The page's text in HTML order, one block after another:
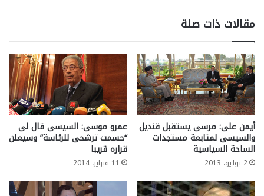
مقالات ذات صلة
أيمن على: مرسى يستقبل قنديل
والسيسى لمتابعة مستجدات
الساحة السياسية
2 يوليو، 2013
عمرو موسى: السيسى قال لى
“حسمت ترشحى للرئاسة” وسيعلن
قراره قريبا
11 فبراير، 2014